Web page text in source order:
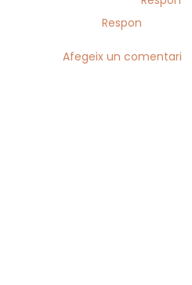
Respon
Afegeix un comentari